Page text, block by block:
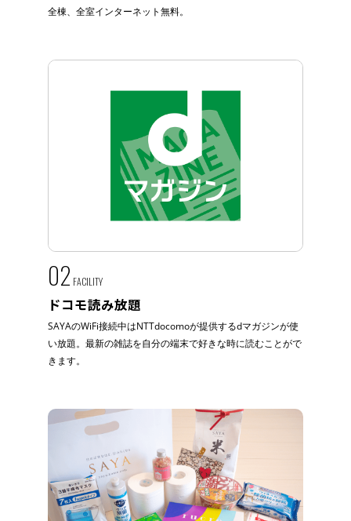
全棟、全室インターネット無料。
02 FACILITY
ドコモ読み放題
SAYAのWiFi接続中はNTTdocomoが提供するdマガジンが使
い放題。最新の雑誌を自分の端末で好きな時に読むことがで
きます。